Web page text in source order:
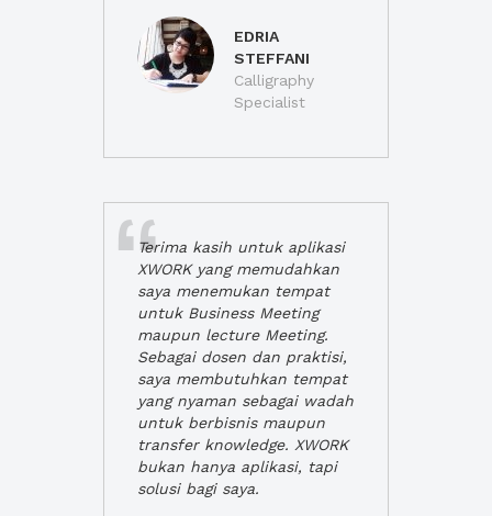
EDRIA
STEFFANI
Calligraphy
Specialist
Terima kasih untuk aplikasi
XWORK yang memudahkan
saya menemukan tempat
untuk Business Meeting
maupun lecture Meeting.
Sebagai dosen dan praktisi,
saya membutuhkan tempat
yang nyaman sebagai wadah
untuk berbisnis maupun
transfer knowledge. XWORK
bukan hanya aplikasi, tapi
solusi bagi saya.